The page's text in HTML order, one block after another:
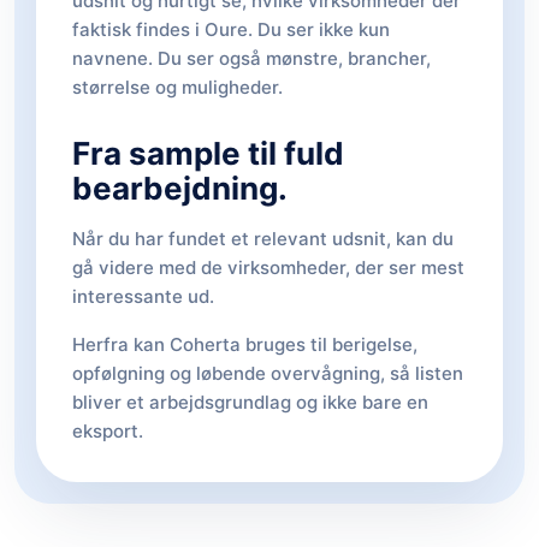
faktisk findes i Oure. Du ser ikke kun
navnene. Du ser også mønstre, brancher,
størrelse og muligheder.
Fra sample til fuld
bearbejdning.
Når du har fundet et relevant udsnit, kan du
gå videre med de virksomheder, der ser mest
interessante ud.
Herfra kan Coherta bruges til berigelse,
opfølgning og løbende overvågning, så listen
bliver et arbejdsgrundlag og ikke bare en
eksport.